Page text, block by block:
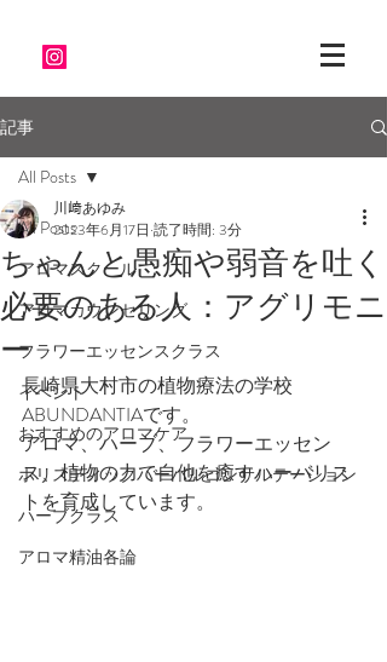
記事
All Posts
アロマスクール
アロマカウンセリング
フラワーエッセンスクラス
イベント
おすすめのアロマケア
ホリスティックハーバルコンサルテーション
ハーブクラス
アロマ精油各論
All Posts
ちゃんと愚痴や弱音を吐く
必要のある人：アグリモニ
ー
川﨑あゆみ
2023年6月17日 読了時間: 3分
長崎県大村市の植物療法の学校
ABUNDANTIAです。
アロマ、ハーブ、フラワーエッセン
ス、植物の力で自他を癒すハーバリス
トを育成しています。